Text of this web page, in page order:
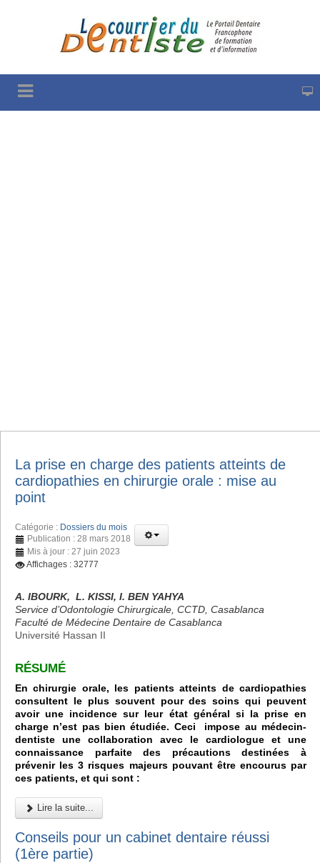
La prise en charge des patients atteints de
cardiopathies en chirurgie orale : mise au
point
Catégorie : Dossiers du mois
Publication : 28 mars 2018
Mis à jour : 27 juin 2023
Affichages : 32777
A. IBOURK, L. KISSI, I. BEN YAHYA
Service d’Odontologie Chirurgicale, CCTD, Casablanca
Faculté de Médecine Dentaire de Casablanca
Université Hassan II
RÉSUMÉ
En chirurgie orale, les patients atteints de cardiopathies
consultent le plus souvent pour des soins qui peuvent
avoir une incidence sur leur état général si la prise en
charge n’est pas bien étudiée. Ceci impose au médecin-
dentiste une collaboration avec le cardiologue et une
connaissance parfaite des précautions destinées à
prévenir les 3 risques majeurs pouvant être encourus par
ces patients, et qui sont :
Lire la suite...
Conseils pour un cabinet dentaire réussi
(1ère partie)